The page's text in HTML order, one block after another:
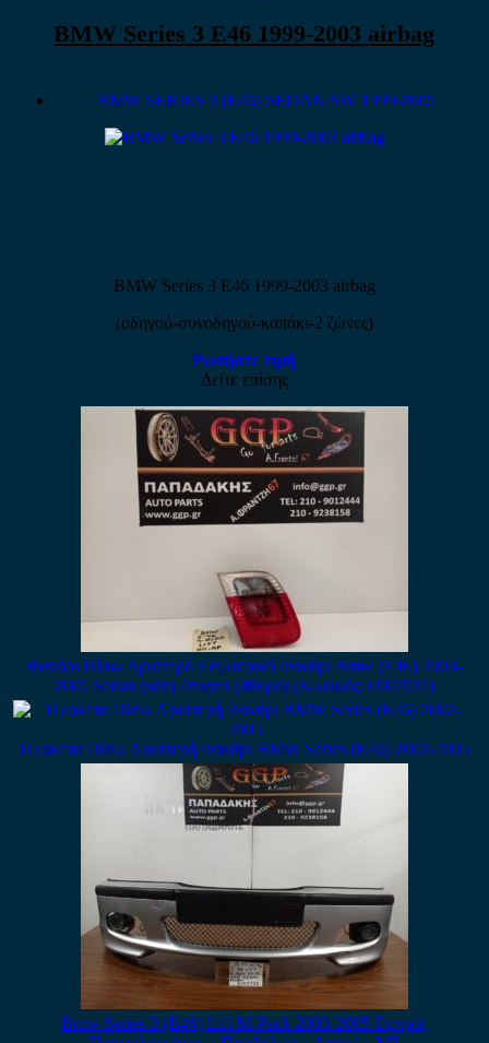
BMW Series 3 E46 1999-2003 airbag
BMW SERIES 3 (E46) SEDAN/SW 1999-2005
BMW Series 3 E46 1999-2003 airbag
(οδηγού-συνοδηγού-καπάκι-2 ζώνες)
Ρωτήστε τιμή
Δείτε επίσης
Φανάρι Πίσω Αριστερό Εσωτερικό Φανάρι Bmw (E46) 2003-
2005 Sedan (sdn) 4πορτο (4θυρο) (Κωδικός: 6907937)
Πλακετα Πίσω Αριστερή Φανάρι BMW Series (E46) 2002-2005
Bmw Series 3 (E46) Lift M-Pack 2003-2005 Εμπρός